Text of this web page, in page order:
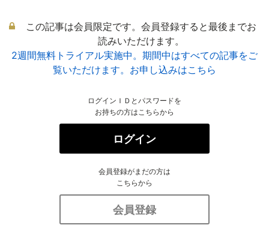
この記事は会員限定です。会員登録すると最後までお
読みいただけます。
2週間無料トライアル実施中。期間中はすべての記事をご
覧いただけます。お申し込みはこちら
ログインＩＤとパスワードを
お持ちの方はこちらから
ログイン
会員登録がまだの方は
こちらから
会員登録